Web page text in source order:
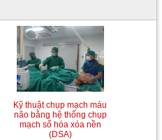
Kỹ thuật chụp mạch máu
não bằng hệ thống chụp
mạch số hóa xóa nền
(DSA)